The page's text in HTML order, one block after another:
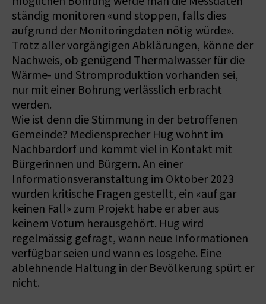
ständig monitoren «und stoppen, falls dies
aufgrund der Monitoringdaten nötig würde».
Trotz aller vorgängigen Abklärungen, könne der
Nachweis, ob genügend Thermalwasser für die
Wärme- und Stromproduktion vorhanden sei,
nur mit einer Bohrung verlässlich erbracht
werden.
Wie ist denn die Stimmung in der betroffenen
Gemeinde? Mediensprecher Hug wohnt im
Nachbardorf und kommt viel in Kontakt mit
Bürgerinnen und Bürgern. An einer
Informationsveranstaltung im Oktober 2023
wurden kritische Fragen gestellt, ein «auf gar
keinen Fall» zum Projekt habe er aber aus
keinem Votum herausgehört. Hug wird
regelmässig gefragt, wann neue Informationen
verfügbar seien und wann es losgehe. Eine
ablehnende Haltung in der Bevölkerung spürt er
nicht.